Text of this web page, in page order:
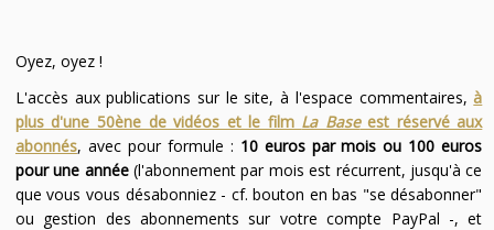
Oyez, oyez !
L'accès aux publications sur le site, à l'espace commentaires,à
plus d'une 50ène de vidéos et le film La Baseest réservé aux
abonnés, avec pour formule : 10 euros par mois ou 100 euros
pour une année(l'abonnement par mois est récurrent, jusqu'à ce
que vous vous désabonniez - cf. bouton en bas "se désabonner"
ou gestion des abonnements sur votre compte PayPal -, et